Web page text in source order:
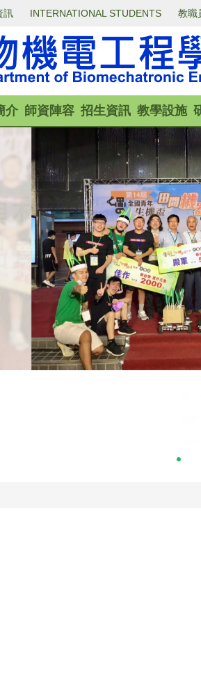
訊 INTERNATIONAL STUDENTS 教職
介 師資陣容 招生資訊 教學設施